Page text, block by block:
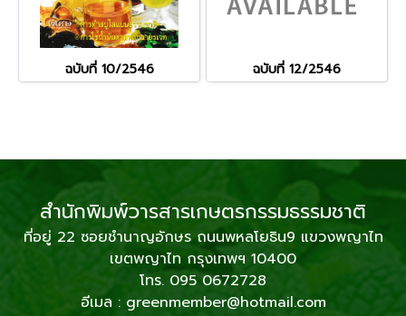
ฉบับที่ 10/2546 ฉบับที่ 12/2546
สำนักพิมพ์วารสารเกษตรกรรมธรรมชาติ
ที่อยู่ 22 ซอยชำนาญอักษร ถนนพหลโยธิน9 แขวงพญาไท
เขตพญาไท กรุงเทพฯ 10400
โทร. 095 0672728
อีเมล : greenmember@hotmail.com